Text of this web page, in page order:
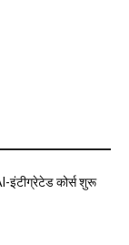
कोर्स शुरू